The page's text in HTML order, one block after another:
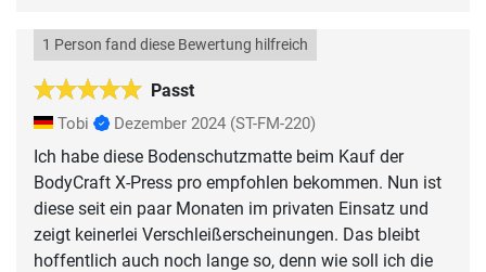
Passt
1 Person fand diese Bewertung hilfreich
Tobi Dezember 2024 (ST-FM-220)
Ich habe diese Bodenschutzmatte beim Kauf der
BodyCraft X-Press pro empfohlen bekommen. Nun ist
diese seit ein paar Monaten im privaten Einsatz und
zeigt keinerlei Verschleißerscheinungen. Das bleibt
hoffentlich auch noch lange so, denn wie soll ich die